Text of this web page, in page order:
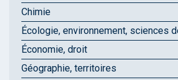
Chimie
Écologie, environnement, sciences
Économie, droit
Géographie, territoires